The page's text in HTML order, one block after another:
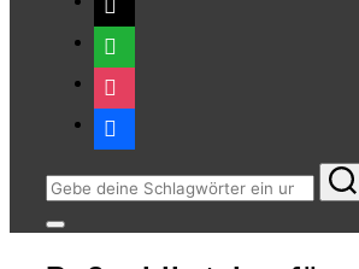
whatsapp
instagram
facebook
Suchen
nach:
Seitenleiste